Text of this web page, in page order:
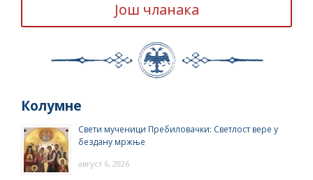
Још чланака
Колумне
Свети мученици Пребиловачки: Светлост вере у
бездану мржње
август 6, 2026